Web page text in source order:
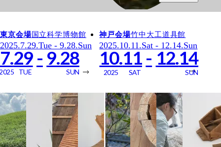
東京会場 国立科学博物館
2025.7.29.Tue - 9.28.Sun
7.29
TUE
- 9.28
SUN
神戸会場竹中大工道具館
2025.10.11.Sat - 12.14.Sun
10.
2025
11
SAT
- 12.14
SUN